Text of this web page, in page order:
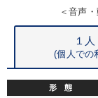
社員研修を行いた
キーワード
＜音声
１人
(個人での
形 態